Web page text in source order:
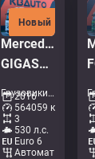
Новый
Mercedes-Benz Actros 2653 6x2
GIGASPACE / JOAB L20 ton / L=5400 mm
Грузовики - Крюковой подъемник • M025-3669
2016
564059 км
3
530 л.с.
Euro 6
Aвтомат